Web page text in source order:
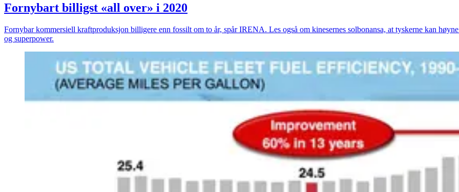
Fornybart billigst «all over» i 2020
Fornybar kommersiell kraftproduksjon billigere enn fossilt om to år, spår IRENA. Les også om kinesernes solbonansa, at tyskerne kan
og superpower.